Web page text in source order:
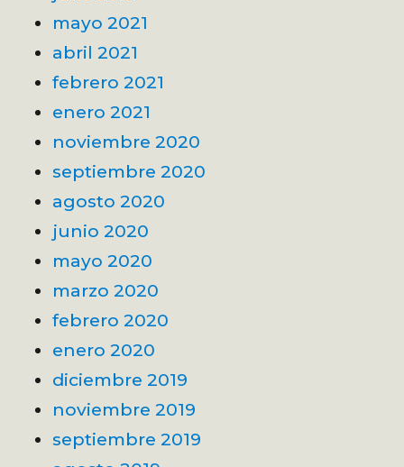
mayo 2021
abril 2021
febrero 2021
enero 2021
noviembre 2020
septiembre 2020
agosto 2020
junio 2020
mayo 2020
marzo 2020
febrero 2020
enero 2020
diciembre 2019
noviembre 2019
septiembre 2019